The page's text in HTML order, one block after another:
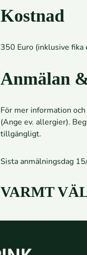
Kostnad
350 Euro (inklusive fika
Anmälan
För mer information
(Ange ev. allergier).
tillgängligt.
Sista anmälningsdag
VARMT